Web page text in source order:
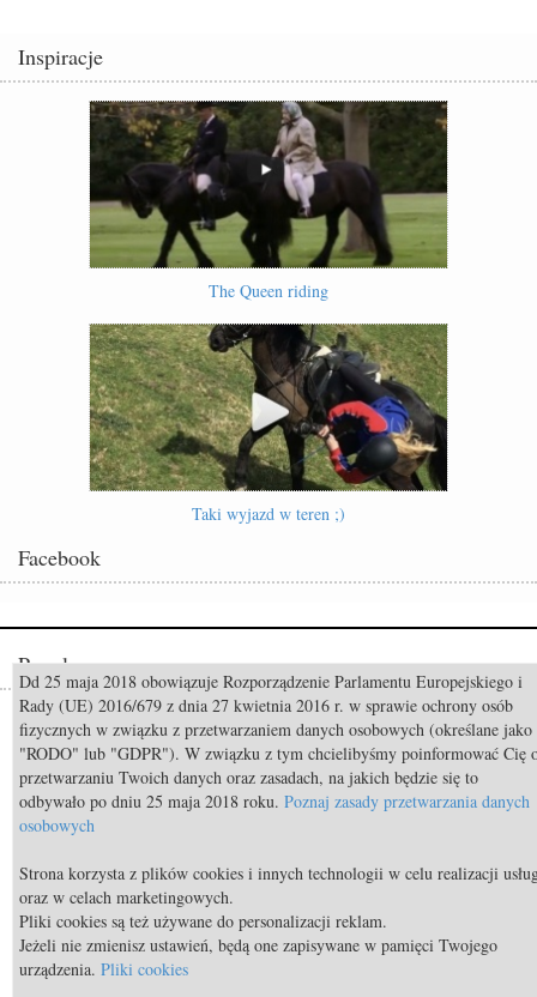
Inspiracje
The Queen riding
Taki wyjazd w teren ;)
Facebook
Popularne
Odszedł Monty Roberts – człowiek, który nauczył świat słuchać koni
Constable FRH (Contendro I x Diarado) sprzedany do USA
Mistrzostwa Świata Aachen 2026: Już za 50 dni rozpocznie się walka o
medale!
TOP 9 najdroższych koni świata
Body Condition Scoring, czyli metoda oceny kondycji konia
Dd 25 maja 2018 obowiązuje Rozporządzenie Parlamentu Europejskiego i
Rady (UE) 2016/679 z dnia 27 kwietnia 2016 r. w sprawie ochrony osób
fizycznych w związku z przetwarzaniem danych osobowych (określane jako
"RODO" lub "GDPR"). W związku z tym chcielibyśmy poinformować Cię
przetwarzaniu Twoich danych oraz zasadach, na jakich będzie się to
odbywało po dniu 25 maja 2018 roku. Poznaj zasady przetwarzania danych
osobowych
Strona korzysta z plików cookies i innych technologii w celu realizacji
oraz w celach marketingowych.
Pliki cookies są też używane do personalizacji reklam.
Jeżeli nie zmienisz ustawień, będą one zapisywane w pamięci Twojego
urządzenia. Pliki cookies